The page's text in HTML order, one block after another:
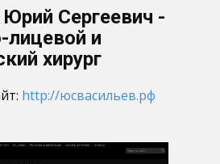
Сергеевич -
лицевой и
хирург
http://юсвасильев.рф